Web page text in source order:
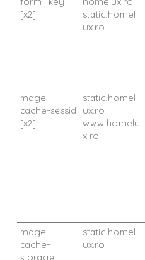
[x2]
static.homel
ux.ro
mage-
cache-sessid
[x2]
static.homel
ux.ro
www.homelu
x.ro
mage-
cache-
storage
static.homel
ux.ro